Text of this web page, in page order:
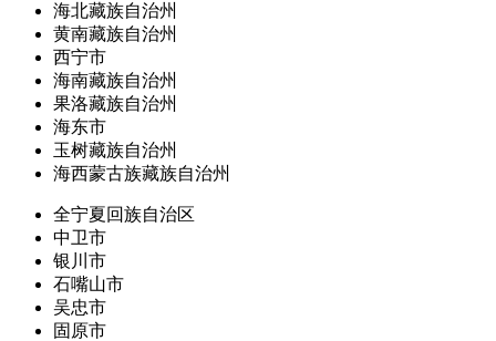
海北藏族自治州
黄南藏族自治州
西宁市
海南藏族自治州
果洛藏族自治州
海东市
玉树藏族自治州
海西蒙古族藏族自治州
全宁夏回族自治区
中卫市
银川市
石嘴山市
吴忠市
固原市